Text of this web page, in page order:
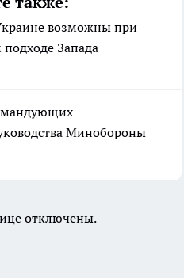
возможны при
Запада
Минобороны
отключены.